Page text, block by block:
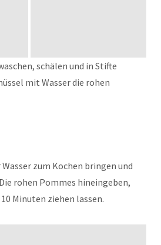
schälen und in Stifte
mit Wasser die rohen
zum Kochen bringen und
rohen Pommes hineingeben,
Minuten ziehen lassen.